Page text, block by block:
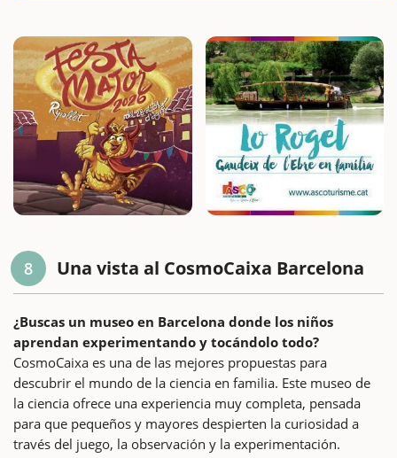
8 Una vista al CosmoCaixa Barcelona
¿Buscas un museo en Barcelona donde los niños
aprendan experimentando y tocándolo todo?
CosmoCaixa es una de las mejores propuestas para
descubrir el mundo de la ciencia en familia. Este museo de
la ciencia ofrece una experiencia muy completa, pensada
para que pequeños y mayores despierten la curiosidad a
través del juego, la observación y la experimentación.